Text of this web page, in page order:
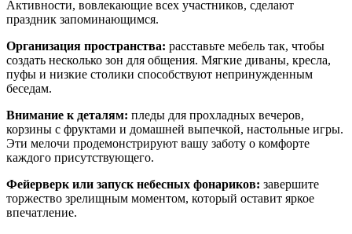
Активности, вовлекающие всех участников, сделают
праздник запоминающимся.
Организация пространства: расставьте мебель так, чтобы
создать несколько зон для общения. Мягкие диваны, кресла,
пуфы и низкие столики способствуют непринужденным
беседам.
Внимание к деталям: пледы для прохладных вечеров,
корзины с фруктами и домашней выпечкой, настольные игры.
Эти мелочи продемонстрируют вашу заботу о комфорте
каждого присутствующего.
Фейерверк или запуск небесных фонариков: завершите
торжество зрелищным моментом, который оставит яркое
впечатление.